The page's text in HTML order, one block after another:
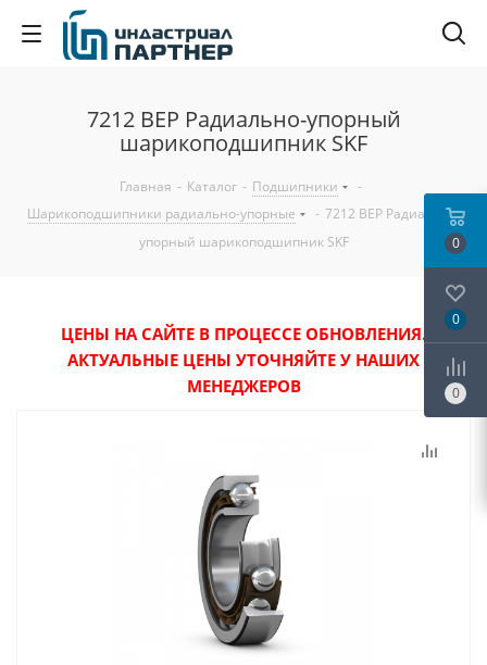
7212 BEP Радиально-упорный
шарикоподшипник SKF
Главная - Каталог - Подшипники
-
Шарикоподшипники радиально-упорные
- 7212 BEP Радиально-
упорный шарикоподшипник SKF
ЦЕНЫ НА САЙТЕ В ПРОЦЕССЕ ОБНОВЛЕНИЯ.
АКТУАЛЬНЫЕ ЦЕНЫ УТОЧНЯЙТЕ У НАШИХ
МЕНЕДЖЕРОВ
0
0
0